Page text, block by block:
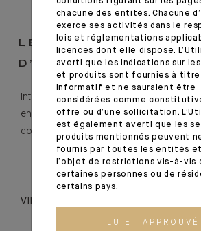
LES DANGERS
D’INTERNET
Internet présente des dangers de
en perpétuelle évolution. Certaines
documentées ci-dessous :
VIRUS
chacune des entités. Chacune
exerce ses activités dans le
lois et réglementations
licences dont elle dispose.
averti que les indications sur
et produits sont fournies à titre
informatif et ne sauraient être
considérées comme
offre ou d’une sollicitation.
est également averti que les
produits mentionnés peuvent
fournis par toutes les entités
l’objet de restrictions vis-à-vis
certaines personnes ou de
certains pays.
LU ET APPROUVÉ